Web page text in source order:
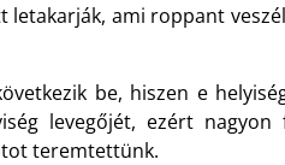
ami roppant
be, hiszen e
levegőjét, ezért
teremtettünk.